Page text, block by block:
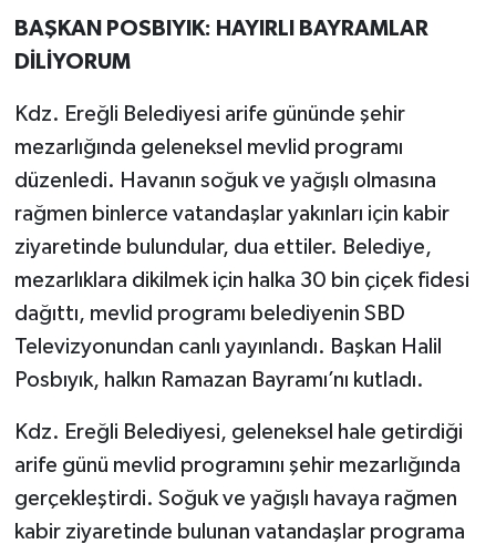
BAŞKAN POSBIYIK: HAYIRLI BAYRAMLAR
DİLİYORUM
Kdz. Ereğli Belediyesi arife gününde şehir
mezarlığında geleneksel mevlid programı
düzenledi. Havanın soğuk ve yağışlı olmasına
rağmen binlerce vatandaşlar yakınları için kabir
ziyaretinde bulundular, dua ettiler. Belediye,
mezarlıklara dikilmek için halka 30 bin çiçek fidesi
dağıttı, mevlid programı belediyenin SBD
Televizyonundan canlı yayınlandı. Başkan Halil
Posbıyık, halkın Ramazan Bayramı’nı kutladı.
Kdz. Ereğli Belediyesi, geleneksel hale getirdiği
arife günü mevlid programını şehir mezarlığında
gerçekleştirdi. Soğuk ve yağışlı havaya rağmen
kabir ziyaretinde bulunan vatandaşlar programa